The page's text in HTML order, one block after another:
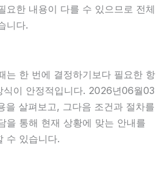
요한 내용이 다를 수 있으므로 전체
니다.
는 한 번에 결정하기보다 필요한 항
식이 안정적입니다. 2026년06월03
을 살펴보고, 그다음 조건과 절차를
을 통해 현재 상황에 맞는 안내를
수 있습니다.